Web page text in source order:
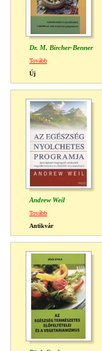
Dr. M. Bircher-Benner
Tovább
Új
Andrew Weil
Tovább
Antikvár